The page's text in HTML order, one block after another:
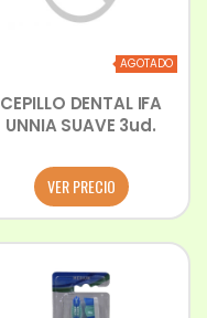
AGOTADO
CEPILLO DENTAL IFA
UNNIA SUAVE 3ud.
VER PRECIO